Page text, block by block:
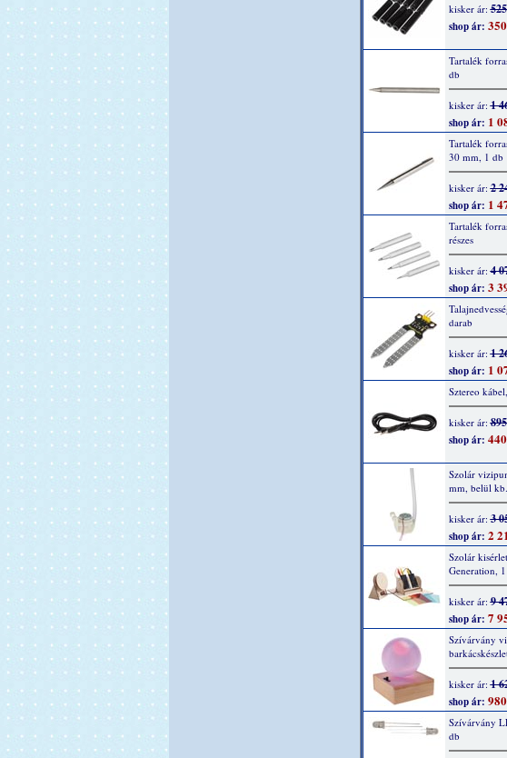
kisker ár:
shop ár:
Tartalék
db
kisker ár:1
shop ár: 1
Tartalék
30 mm, 1 db
kisker ár:2
shop ár: 1
Tartalék
részes
kisker ár:4
shop ár: 3
darab
kisker ár:1
shop ár: 1
Sztereo
kisker ár:
shop ár:
Szolár
mm, belül
kisker ár:3
shop ár: 2
Szolár
Generation,
kisker ár:9
shop ár: 7
Szívárvány
kisker ár:1
shop ár:
Szívárvány
db